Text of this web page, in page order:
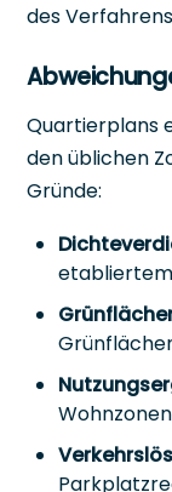
des
Quartierplans
den üblichen
Gründe: